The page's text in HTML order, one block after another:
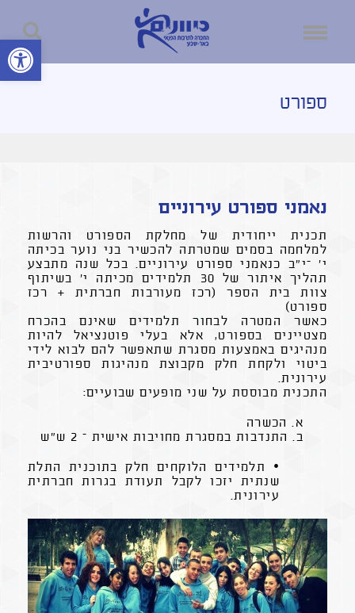
פתח סרגל
ספורט
נאמני ספורט עירוניים
תכנית ייחודית של מחלקת הספורט והרשות
למלחמה בסמים שמטרתה להכשיר בני נוער בכיתה
י' –י"ב כנאמני ספורט עירוניים. בכל שנה מתבצע
תהליך איתור של 30 תלמידים מכיתה י' בשיתוף
צוות בית הספר (רכז מעורבות חברתית + רכז
ספורט)
כאשר המטרה לבחור תלמידים שאינם בהכרח
מצטיינים בספורט, אלא בעלי פוטנציאל להיות
מנהיגים באמצעות מסגרת שתאפשר להם לבוא לידי
ביטוי ולקחת חלק מקבוצת מנהיגות ספורטיבית
עירונית.
התכנית מבוססת על שני מופעים שבועיים:
א. הכשרה
ב. התנדבות במסגרת מחויבות אישית – 2 ש"ש
• תלמידים הלוקחים חלק בתוכנית התלת
שנתית יזכו לקבל תעודת בגרות חברתית
עירונית.